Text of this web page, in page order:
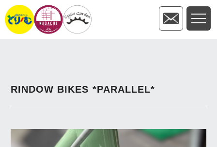
RINDOW BIKES *PARALLEL*